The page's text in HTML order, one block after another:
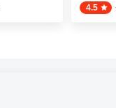
4.5 ·